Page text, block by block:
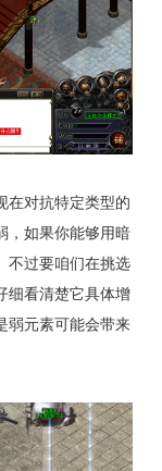
在对抗特定类型的
，如果你能够用暗
不过要咱们在挑选
细看清楚它具体增
弱元素可能会带来